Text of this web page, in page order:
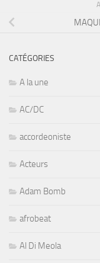
CATÉGORIES
A la une
AC/DC
accordeoniste
Acteurs
Adam Bomb
afrobeat
Al Di Meola